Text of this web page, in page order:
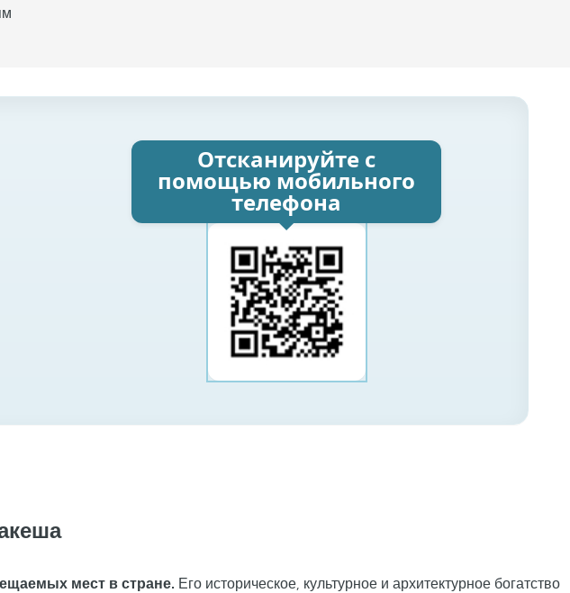
Отсканируйте с
помощью мобильного
телефона
мест в стране. Его историческое, культурное и архитектурное богатство